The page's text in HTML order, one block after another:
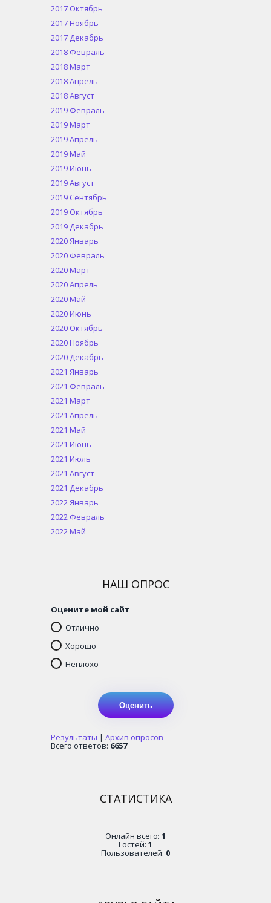
2017 Октябрь
2017 Ноябрь
2017 Декабрь
2018 Февраль
2018 Март
2018 Апрель
2018 Август
2019 Февраль
2019 Март
2019 Апрель
2019 Май
2019 Июнь
2019 Август
2019 Сентябрь
2019 Октябрь
2019 Декабрь
2020 Январь
2020 Февраль
2020 Март
2020 Апрель
2020 Май
2020 Июнь
2020 Октябрь
2020 Ноябрь
2020 Декабрь
2021 Январь
2021 Февраль
2021 Март
2021 Апрель
2021 Май
2021 Июнь
2021 Июль
2021 Август
2021 Декабрь
2022 Январь
2022 Февраль
2022 Май
НАШ ОПРОС
Оцените мой сайт
Отлично
Хорошо
Неплохо
Результаты | Архив опросов
Всего ответов: 6657
СТАТИСТИКА
Онлайн всего: 1
Гостей: 1
Пользователей: 0